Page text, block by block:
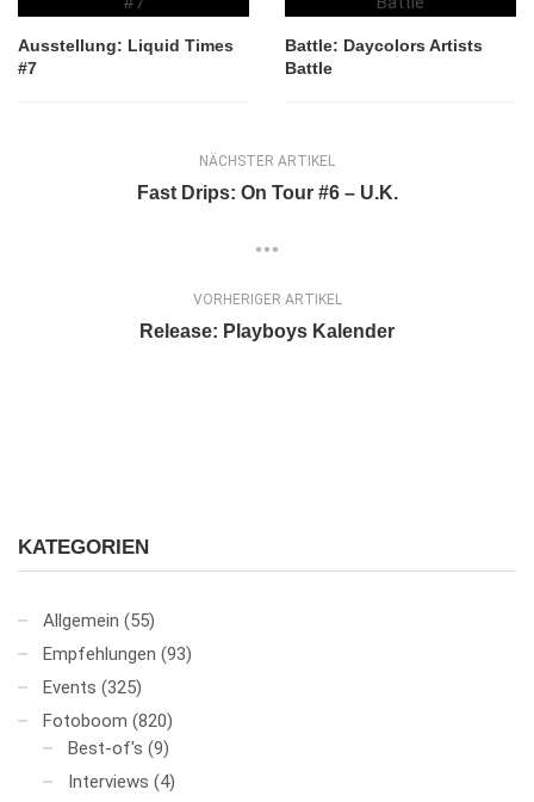
Ausstellung: Liquid Times
#7
Battle: Daycolors Artists
Battle
NÄCHSTER ARTIKEL
Fast Drips: On Tour #6 – U.K.
VORHERIGER ARTIKEL
Release: Playboys Kalender
KATEGORIEN
Allgemein (55)
Empfehlungen (93)
Events (325)
Fotoboom (820)
Best-of's (9)
Interviews (4)